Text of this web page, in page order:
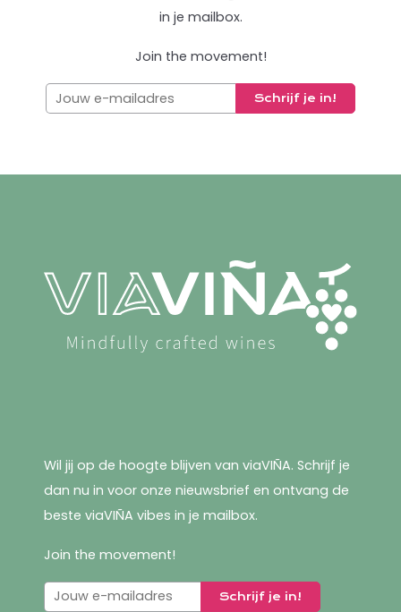
in je mailbox.
Join the movement!
Wil jij op de hoogte blijven van viaVIÑA. Schrijf je
dan nu in voor onze nieuwsbrief en ontvang de
beste viaVIÑA vibes in je mailbox.
Join the movement!